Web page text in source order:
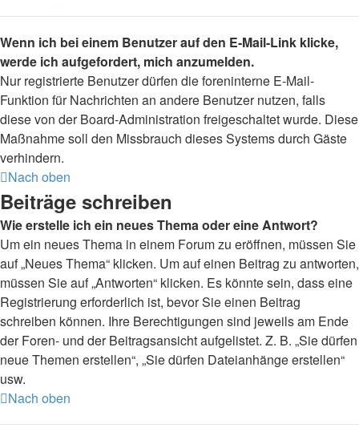
Wenn ich bei einem Benutzer auf den E-Mail-Link klicke,
werde ich aufgefordert, mich anzumelden.
Nur registrierte Benutzer dürfen die foreninterne E-Mail-
Funktion für Nachrichten an andere Benutzer nutzen, falls
diese von der Board-Administration freigeschaltet wurde. Diese
Maßnahme soll den Missbrauch dieses Systems durch Gäste
verhindern.
Nach oben
Beiträge schreiben
Wie erstelle ich ein neues Thema oder eine Antwort?
Um ein neues Thema in einem Forum zu eröffnen, müssen Sie
auf „Neues Thema“ klicken. Um auf einen Beitrag zu antworten,
müssen Sie auf „Antworten“ klicken. Es könnte sein, dass eine
Registrierung erforderlich ist, bevor Sie einen Beitrag
schreiben können. Ihre Berechtigungen sind jeweils am Ende
der Foren- und der Beitragsansicht aufgelistet. Z. B. „Sie dürfen
neue Themen erstellen“, „Sie dürfen Dateianhänge erstellen“
usw.
Nach oben